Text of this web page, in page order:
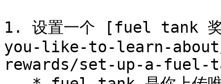
1. 设置一个 [fuel tank
you-like-to-learn-
rewards/set-up-a-fuel-